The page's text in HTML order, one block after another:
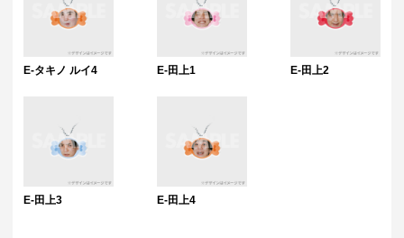
E-タキノ ルイ4 E-田上1 E-田上2
E-田上3 E-田上4